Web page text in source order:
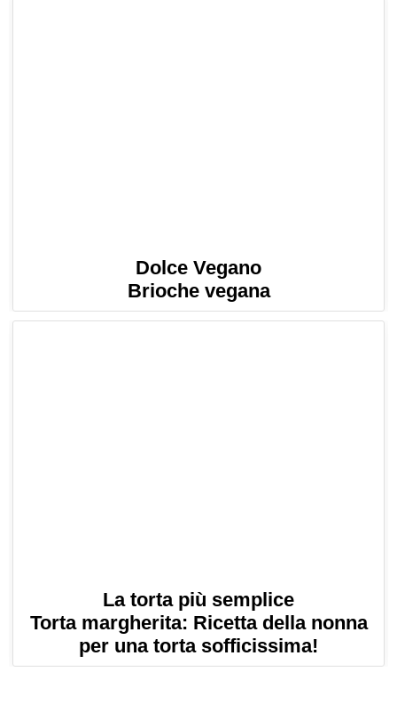
Dolce Vegano
Brioche vegana
La torta più semplice
Torta margherita: Ricetta della nonna
per una torta sofficissima!